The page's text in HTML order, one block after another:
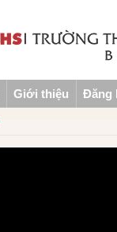
Giới thiệu Đăng